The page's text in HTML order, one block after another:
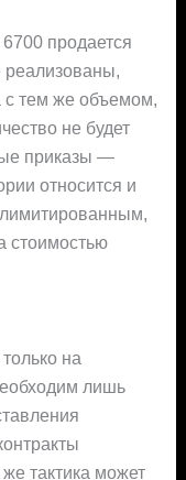
продается
реализованы,
с тем же объемом,
не будет
приказы —
относится и
стоимостью
на
лишь
тактика может